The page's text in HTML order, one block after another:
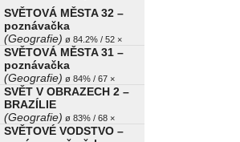
SVĚTOVÁ MĚSTA 32 –
poznávačka
(Geografie) ø 84.2% / 52 ×
SVĚTOVÁ MĚSTA 31 –
poznávačka
(Geografie) ø 84% / 67 ×
SVĚT V OBRAZECH 2 –
BRAZÍLIE
(Geografie) ø 83% / 68 ×
SVĚTOVÉ VODSTVO –